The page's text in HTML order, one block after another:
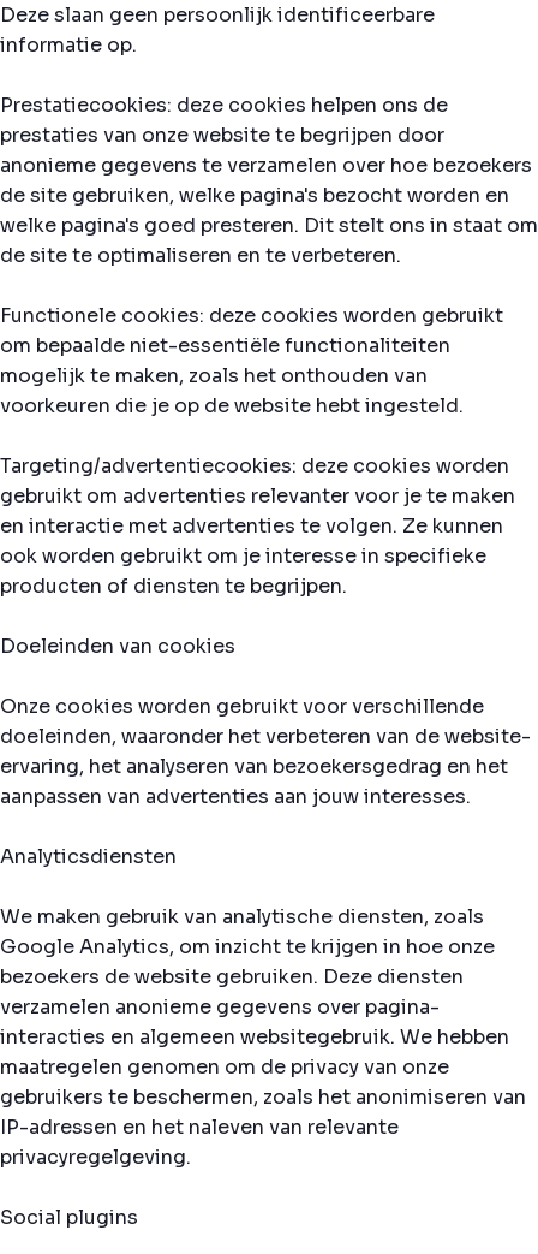
Deze slaan geen persoonlijk identificeerbare
informatie op.
Prestatiecookies: deze cookies helpen ons de
prestaties van onze website te begrijpen door
anonieme gegevens te verzamelen over hoe bezoekers
de site gebruiken, welke pagina's bezocht worden en
welke pagina's goed presteren. Dit stelt ons in staat om
de site te optimaliseren en te verbeteren.
Functionele cookies: deze cookies worden gebruikt
om bepaalde niet-essentiële functionaliteiten
mogelijk te maken, zoals het onthouden van
voorkeuren die je op de website hebt ingesteld.
Targeting/advertentiecookies: deze cookies worden
gebruikt om advertenties relevanter voor je te maken
en interactie met advertenties te volgen. Ze kunnen
ook worden gebruikt om je interesse in specifieke
producten of diensten te begrijpen.
Doeleinden van cookies
Onze cookies worden gebruikt voor verschillende
doeleinden, waaronder het verbeteren van de website-
ervaring, het analyseren van bezoekersgedrag en het
aanpassen van advertenties aan jouw interesses.
Analyticsdiensten
We maken gebruik van analytische diensten, zoals
Google Analytics, om inzicht te krijgen in hoe onze
bezoekers de website gebruiken. Deze diensten
verzamelen anonieme gegevens over pagina-
interacties en algemeen websitegebruik. We hebben
maatregelen genomen om de privacy van onze
gebruikers te beschermen, zoals het anonimiseren van
IP-adressen en het naleven van relevante
privacyregelgeving.
Social plugins